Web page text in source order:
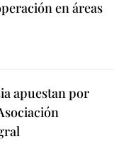
en áreas
apuestan por